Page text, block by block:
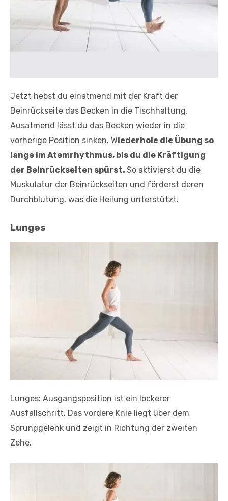
Jetzt hebst du einatmend mit der Kraft der
Beinrückseite das Becken in die Tischhaltung.
Ausatmend lässt du das Becken wieder in die
vorherige Position sinken. Wiederhole die Übung so
lange im Atemrhythmus, bis du die Kräftigung
der Beinrückseiten spürst. So aktivierst du die
Muskulatur der Beinrückseiten und förderst deren
Durchblutung, was die Heilung unterstützt.
Lunges
Lunges: Ausgangsposition ist ein lockerer
Ausfallschritt. Das vordere Knie liegt über dem
Sprunggelenk und zeigt in Richtung der zweiten
Zehe.